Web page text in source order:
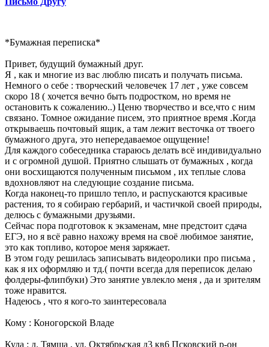
*Бумажная переписка*
Привет, будущий бумажный друг.
Я , как и многие из вас люблю писать и получать письма.
Немного о себе : творческий человечек 17 лет , уже совсем
скоро 18 ( хочется вечно быть подростком, но время не
остановить к сожалению..) Ценю творчество и все,что с ним
связано. Томное ожидание писем, это приятное время .Когда
открываешь почтовый ящик, а там лежит весточка от твоего
бумажного друга, это непередаваемое ощущение!
Для каждого собеседника стараюсь делать всё индивидуально
и с огромной душой. Приятно слышать от бумажных , когда
они восхищаются полученным письмом , их теплые слова
вдохновляют на следующие создание письма.
Когда наконец-то пришло тепло, и распускаются красивые
растения, то я собираю гербарий, и частичкой своей природы,
делюсь с бумажными друзьями.
Сейчас пора подготовок к экзаменам, мне предстоит сдача
ЕГЭ, но я всё равно нахожу время на своё любимое занятие,
это как топливо, которое меня заряжает.
В этом году решилась записывать видеоролики про письма ,
как я их оформляю и тд.( почти всегда для переписок делаю
фолдеры-флипбуки) Это занятие увлекло меня , да и зрителям
тоже нравится.
Надеюсь , что я кого-то заинтересовала
Кому : Коногорской Владе
Куда : д. Тямша , ул. Октябрьская д3 кв6 Псковский р-он